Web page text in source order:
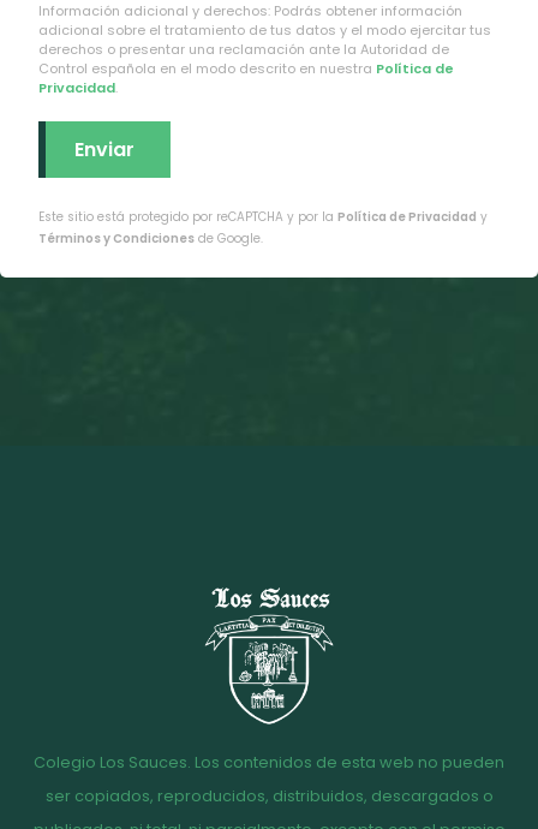
Información adicional y derechos: Podrás obtener información
adicional sobre el tratamiento de tus datos y el modo ejercitar tus
derechos o presentar una reclamación ante la Autoridad de
Control española en el modo descrito en nuestra Política de
Privacidad.
Este sitio está protegido por reCAPTCHA y por la Política de Privacidad y
Términos y Condiciones de Google.
Colegio Los Sauces. Los contenidos de esta web no pueden
ser copiados, reproducidos, distribuidos, descargados o